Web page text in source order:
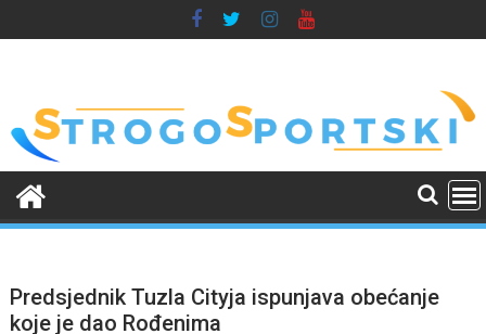
to
Predsjednik Tuzla Cityja ispunjava obećanje
koje je dao Rođenima